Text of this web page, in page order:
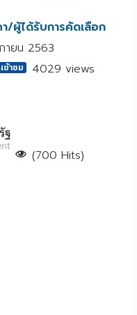
า/ผู้ได้รับการคัดเลือก
ยน 2563
ข้าชม 4029 views
(700 Hits)